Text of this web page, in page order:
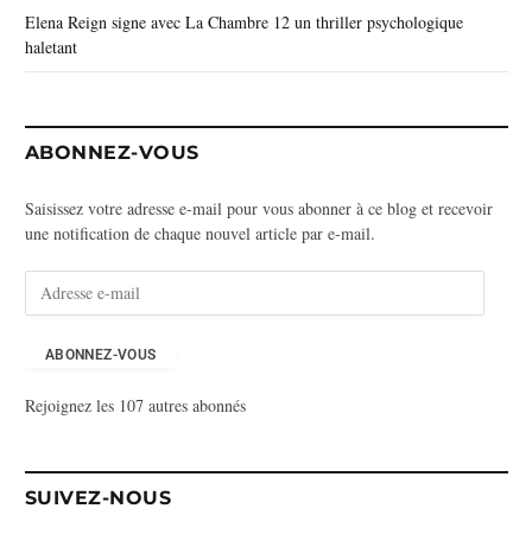
Elena Reign signe avec La Chambre 12 un thriller psychologique
haletant
ABONNEZ-VOUS
Saisissez votre adresse e-mail pour vous abonner à ce blog et recevoir
une notification de chaque nouvel article par e-mail.
s
-
m
ABONNEZ-VOUS
Rejoignez les 107 autres abonnés
SUIVEZ-NOUS